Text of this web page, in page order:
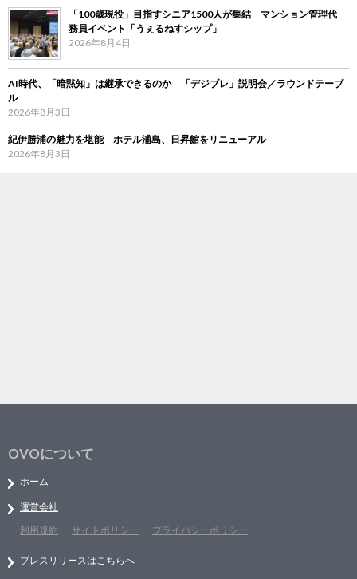
「100歳現役」目指すシニア1500人が集結 マンション管理代
務員イベント「うぇるねすシップ」
2026年8月4日
AI時代、「暗黙知」は継承できるのか 「デジブレ」説明会／ラウンドテーブ
ル
2026年8月3日
紀伊勝浦の魅力を堪能 ホテル浦島、日昇館をリニューアル
2026年8月3日
OVOについて
ホーム
運営会社
利用規約
サイトポリシー プライバシーポリシー
プレスリリースはこちらへ